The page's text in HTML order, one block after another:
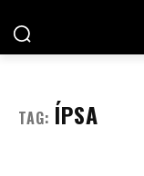
TAG: ÍPSA